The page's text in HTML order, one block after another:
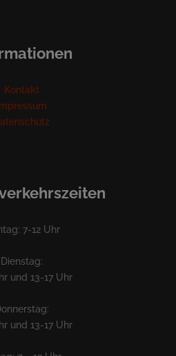
Kontakt
Impressum
7-12 Uhr
Dienstag:
und 13-17 Uhr
und 13-17 Uhr